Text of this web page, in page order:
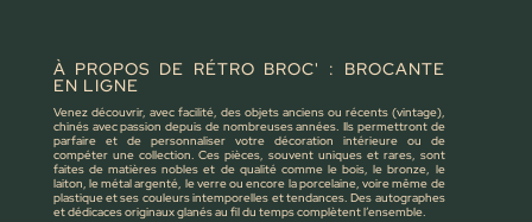
À PROPOS DE RÉTRO BROC' : BROCANTE
EN LIGNE
Venez découvrir, avec facilité, des objets anciens ou récents (vintage),
chinés avec passion depuis de nombreuses années. Ils permettront de
parfaire et de personnaliser votre décoration intérieure ou de
compéter une collection. Ces pièces, souvent uniques et rares, sont
faites de matières nobles et de qualité comme le bois, le bronze, le
laiton, le métal argenté, le verre ou encore la porcelaine, voire même de
plastique et ses couleurs intemporelles et tendances. Des autographes
et dédicaces originaux glanés au fil du temps complètent l’ensemble.